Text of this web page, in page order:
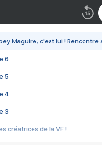
Maguire, c'est lui ! Rencontre
6
5
4
3
créatrices de la VF !